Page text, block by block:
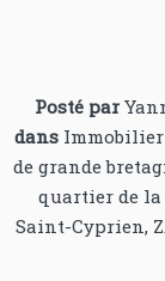
Posté par
dans Immobilier
de grande
quartier de
Saint-Cyprien,